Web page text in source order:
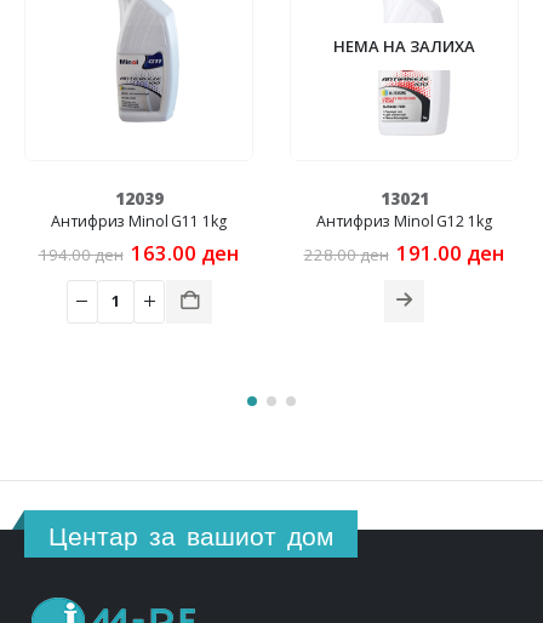
12039
Антифриз Minol G11 1kg
194.00ден Original
was:
194.00 ден.
163.00 ден Current
НЕМА НА ЗАЛИХА
13021
Антифриз Minol G12 1kg
228.00ден Original
was:
228.00 ден.
191.00 ден
Центар за вашиот дом